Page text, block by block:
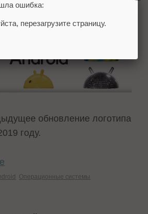
обновление логотипа
году.
Операционные системы
ошибка:
перезагрузите страницу.